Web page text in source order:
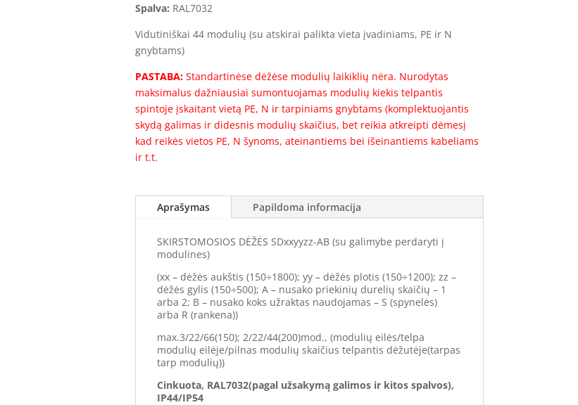
Spalva: RAL7032
Vidutiniškai 44 modulių (su atskirai palikta vieta įvadiniams, PE ir N
gnybtams)
PASTABA:Standartinėse dėžėse modulių laikiklių nėra. Nurodytas
maksimalus dažniausiai sumontuojamas modulių kiekis telpantis
spintoje įskaitant vietą PE, N ir tarpiniams gnybtams (komplektuojantis
skydą galimas ir didesnis modulių skaičius, bet reikia atkreipti dėmesį
kad reikės vietos PE, N šynoms, ateinantiems bei išeinantiems kabeliams
ir t.t.
Aprašymas Papildoma informacija
SKIRSTOMOSIOS DĖŽĖS SDxxyyzz-AB (su galimybe perdaryti į
modulines)
(xx – dėžės aukštis (150÷1800); yy – dėžės plotis (150÷1200); zz –
dėžės gylis (150÷500); A – nusako priekinių durelių skaičių – 1
arba 2; B – nusako koks užraktas naudojamas – S (spynelės)
arba R (rankena))
max.3/22/66(150); 2/22/44(200)mod., (modulių eilės/telpa
modulių eilėje/pilnas modulių skaičius telpantis dėžutėje(tarpas
tarp modulių))
Cinkuota, RAL7032(pagal užsakymą galimos ir kitos spalvos),
IP44/IP54